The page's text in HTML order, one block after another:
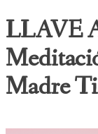
LLAVE
Madre